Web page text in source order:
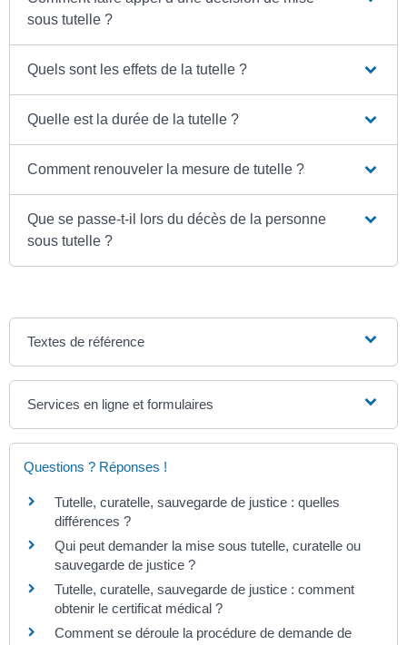
sous tutelle ?
Quels sont les effets de la tutelle ?
Quelle est la durée de la tutelle ?
Comment renouveler la mesure de tutelle ?
Que se passe-t-il lors du décès de la personne
sous tutelle ?
Textes de référence
Services en ligne et formulaires
Questions ? Réponses !
Tutelle, curatelle, sauvegarde de justice : quelles
différences ?
Qui peut demander la mise sous tutelle, curatelle ou
sauvegarde de justice ?
Tutelle, curatelle, sauvegarde de justice : comment
obtenir le certificat médical ?
Comment se déroule la procédure de demande de